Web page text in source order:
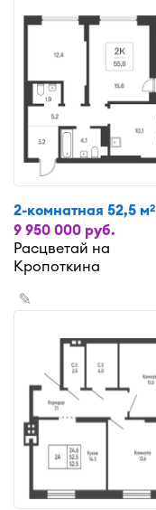
2-комнатная 52,5 м2
9 950 000 руб.
Расцветай на
Кропоткина
✎